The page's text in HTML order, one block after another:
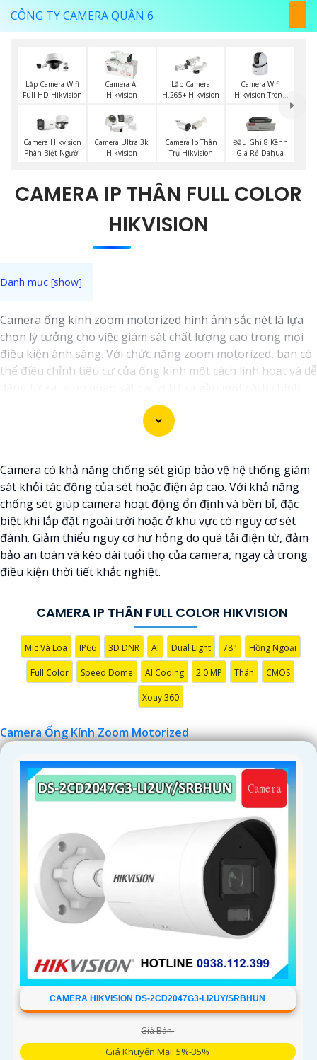
CÔNG TY CAMERA QUẬN 6
Lắp Camera Wifi
Full HD Hikvision
Camera Ai
Hikvision
Lắp Camera
H.265+ Hikvision
Camera Wifi
Hikvision Trong
Camera Hikvision
Phân Biệt Người
Camera Ultra 3k
Hikvision
Camera Ip Thân
Trụ Hikvision
Đầu Ghi 8 Kênh
Giá Rẻ Dahua
CAMERA IP THÂN FULL COLOR
HIKVISION
Camera ống kính zoom motorized hình ảnh sắc nét là lựa
chọn lý tưởng cho việc giám sát chất lượng cao trong mọi
điều kiện ánh sáng. Với chức năng zoom motorized, bạn có
thể điều chỉnh tiêu cự của ống kính một cách linh hoạt và dễ
xác và rõ ràng. Hình ảnh từ camera này sắc nét và chi tiết,
giúp bạn dễ dàng nhận diện và phân biệt chi tiết trong hình
Camera có khả năng chống sét giúp bảo vệ hệ thống giám
sát khỏi tác động của sét hoặc điện áp cao. Với khả năng
chống sét giúp camera hoạt động ổn định và bền bỉ, đặc
biệt khi lắp đặt ngoài trời hoặc ở khu vực có nguy cơ sét
đánh. Giảm thiểu nguy cơ hư hỏng do quá tải điện từ, đảm
bảo an toàn và kéo dài tuổi thọ của camera, ngay cả trong
điều kiện thời tiết khắc nghiệt.
CAMERA IP THÂN FULL COLOR HIKVISION
Mic Và Loa IP66 3D DNR AI Dual Light 78° Hồng Ngoại
Full Color Speed Dome AI Coding 2.0 MP Thân CMOS
Xoay 360
Camera Ống Kính Zoom Motorized
CAMERA HIKVISION DS-2CD2047G3-LI2UY/SRBHUN
Giá Bán:
Giá Khuyến Mại: 5%-35%